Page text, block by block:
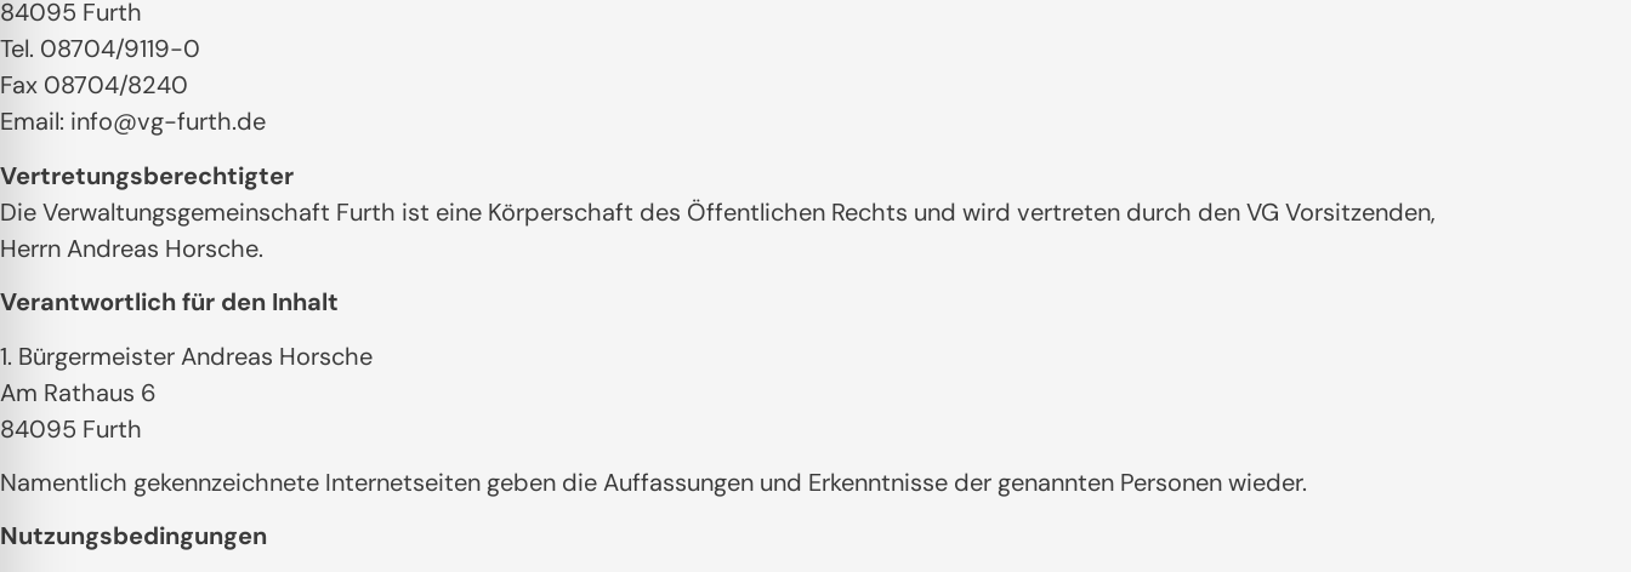
84095 Furth
Tel. 08704/9119-0
Fax 08704/8240
Email: info@vg-furth.de
Vertretungsberechtigter
Die Verwaltungsgemeinschaft Furth ist eine Körperschaft des Öffentlichen Rechts und wird vertreten durch den VG Vorsitzenden,
Herrn Andreas Horsche.
Verantwortlich für den Inhalt
1. Bürgermeister Andreas Horsche
Am Rathaus 6
84095 Furth
Namentlich gekennzeichnete Internetseiten geben die Auffassungen und Erkenntnisse der genannten Personen wieder.
Nutzungsbedingungen